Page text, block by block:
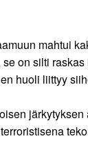
mahtui
on silti
huoli liittyy
järkytyksen